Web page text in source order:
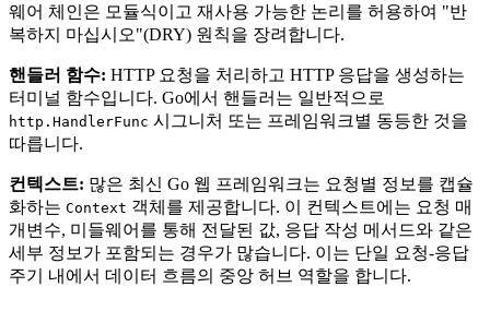
웨어 체인은 모듈식이고 재사용 가능한 논리를 허용하여 "반
복하지 마십시오"(DRY) 원칙을 장려합니다.
핸들러 함수: HTTP 요청을 처리하고 HTTP 응답을 생성하는
터미널 함수입니다. Go에서 핸들러는 일반적으로
http.HandlerFunc 시그니처 또는 프레임워크별 동등한 것을
따릅니다.
컨텍스트: 많은 최신 Go 웹 프레임워크는 요청별 정보를 캡슐
화하는 Context 객체를 제공합니다. 이 컨텍스트에는 요청 매
개변수, 미들웨어를 통해 전달된 값, 응답 작성 메서드와 같은
세부 정보가 포함되는 경우가 많습니다. 이는 단일 요청-응답
주기 내에서 데이터 흐름의 중앙 허브 역할을 합니다.